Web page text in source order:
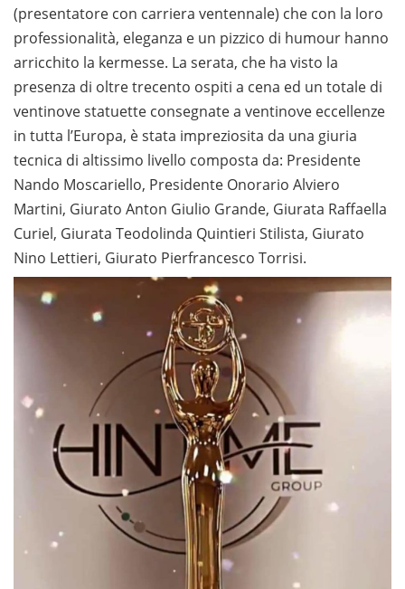
(presentatore con carriera ventennale) che con la loro
professionalità, eleganza e un pizzico di humour hanno
arricchito la kermesse. La serata, che ha visto la
presenza di oltre trecento ospiti a cena ed un totale di
ventinove statuette consegnate a ventinove eccellenze
in tutta l’Europa, è stata impreziosita da una giuria
tecnica di altissimo livello composta da: Presidente
Nando Moscariello, Presidente Onorario Alviero
Martini, Giurato Anton Giulio Grande, Giurata Raffaella
Curiel, Giurata Teodolinda Quintieri Stilista, Giurato
Nino Lettieri, Giurato Pierfrancesco Torrisi.